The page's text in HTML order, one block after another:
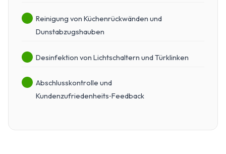
Reinigung von Küchenrückwänden und
Dunstabzugshauben
Desinfektion von Lichtschaltern und Türklinken
Abschlusskontrolle und
Kundenzufriedenheits‑Feedback